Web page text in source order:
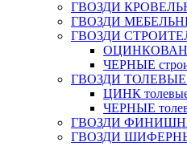
ГВОЗДИ
ГВОЗДИ
ГВОЗДИ
ЧЕРНЫЕ
ГВОЗДИ ТОЛЕВЫЕ
ЦИНК
ЧЕРНЫЕ
ГВОЗДИ
ГВОЗДИ